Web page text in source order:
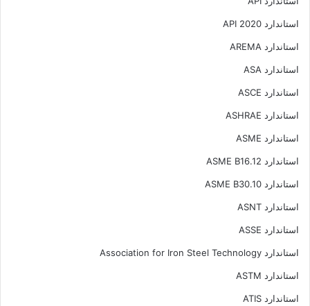
استاندارد API 2020
استاندارد AREMA
استاندارد ASA
استاندارد ASCE
استاندارد ASHRAE
استاندارد ASME
استاندارد ASME B16.12
استاندارد ASME B30.10
استاندارد ASNT
استاندارد ASSE
استاندارد Association for Iron Steel Technology
استاندارد ASTM
استاندارد ATIS